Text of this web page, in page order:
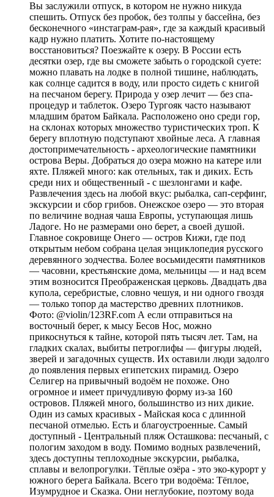
Вы заслужили отпуск, в котором не нужно никуда
спешить. Отпуск без пробок, без толпы у бассейна, без
бесконечного «инстаграм-рая», где за каждый красивый
кадр нужно платить. Хотите по-настоящему
восстановиться? Поезжайте к озеру. В России есть
десятки озер, где вы сможете забыть о городской суете:
можно плавать на лодке в полной тишине, наблюдать,
как солнце садится в воду, или просто сидеть с книгой
на песчаном берегу. Природа у озер лечит — без спа-
процедур и таблеток. Озеро Тургояк часто называют
младшим братом Байкала. Расположено оно среди гор,
на склонах которых множество туристических троп. К
берегу вплотную подступают хвойные леса. А главная
достопримечательность - археологические памятники
острова Веры. Добраться до озера можно на катере или
яхте. Пляжей много: как отельных, так и диких. Есть
среди них и общественный - с шезлонгами и кафе.
Развлечения здесь на любой вкус: рыбалка, сап-серфинг,
экскурсии и сбор грибов. Онежское озеро — это вторая
по величине водная чаша Европы, уступающая лишь
Ладоге. Но не размерами оно берет, а своей душой.
Главное сокровище Онего — остров Кижи, где под
открытым небом собрана целая энциклопедия русского
деревянного зодчества. Более восьмидесяти памятников
— часовни, крестьянские дома, мельницы — и над всем
этим возносится Преображенская церковь. Двадцать два
купола, серебристые, словно чешуя, и ни одного гвоздя
— только топор да мастерство древних плотников.
Фото: @violin/123RF.com А если отправиться на
восточный берег, к мысу Бесов Нос, можно
прикоснуться к тайне, которой пять тысяч лет. Там, на
гладких скалах, выбиты петроглифы — фигуры людей,
зверей и загадочных существ. Их оставили люди задолго
до появления первых египетских пирамид. Озеро
Селигер на привычный водоём не похоже. Оно
огромное и имеет причудливую форму из-за 160
островов. Пляжей много, большинство из них дикие.
Один из самых красивых - Майская коса с длинной
песчаной отмелью. Есть и благоустроенные. Самый
доступный - Центральный пляж Осташкова: песчаный, с
пологим заходом в воду. Помимо водных развлечений,
здесь доступны теплоходные экскурсии, рыбалка,
сплавы и велопрогулки. Тёплые озёра - это эко-курорт у
южного берега Байкала. Всего три водоёма: Тёплое,
Изумрудное и Сказка. Они неглубокие, поэтому вода